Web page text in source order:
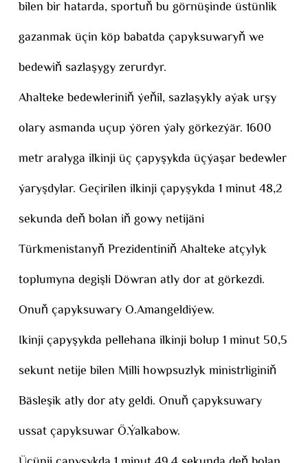
bilen bir hatarda, sportuň bu görnüşinde üstünlik
gazanmak üçin köp babatda çapyksuwaryň we
bedewiň sazlaşygy zerurdyr.
Ahalteke bedewleriniň ýeňil, sazlaşykly aýak urşy
olary asmanda uçup ýören ýaly görkezýär. 1600
metr aralyga ilkinji üç çapyşykda üçýaşar bedewler
ýaryşdylar. Geçirilen ilkinji çapyşykda 1 minut 48,2
sekunda deň bolan iň gowy netijäni
Türkmenistanyň Prezidentiniň Ahalteke atçylyk
toplumyna degişli Döwran atly dor at görkezdi.
Onuň çapyksuwary O.Amangeldiýew.
Ikinji çapyşykda pellehana ilkinji bolup 1 minut 50,5
sekunt netije bilen Milli howpsuzlyk ministrliginiň
Bäsleşik atly dor aty geldi. Onuň çapyksuwary
ussat çapyksuwar Ö.Ýalkabow.